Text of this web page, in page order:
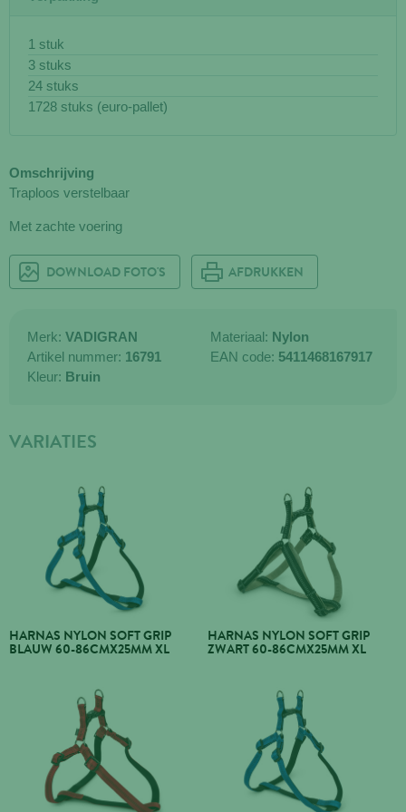
1 stuk
3 stuks
24 stuks
1728 stuks (euro-pallet)
Omschrijving
Traploos verstelbaar
Met zachte voering
DOWNLOAD FOTO'S AFDRUKKEN
Merk: VADIGRAN
Artikel nummer: 16791
Kleur: Bruin
Materiaal: Nylon
EAN code: 5411468167917
VARIATIES
HARNAS NYLON SOFT GRIP
BLAUW 60-86CMX25MM XL
HARNAS NYLON SOFT GRIP
ZWART 60-86CMX25MM XL